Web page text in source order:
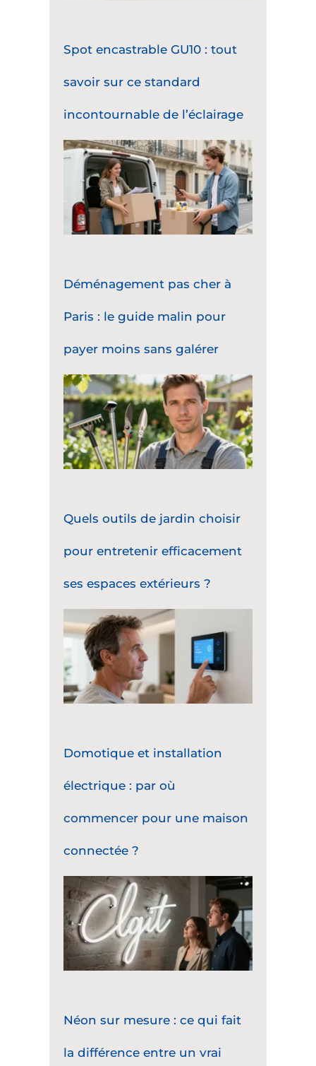
Spot encastrable GU10 : tout
savoir sur ce standard
incontournable de l’éclairage
Déménagement pas cher à
Paris : le guide malin pour
payer moins sans galérer
Quels outils de jardin choisir
pour entretenir efficacement
ses espaces extérieurs ?
Domotique et installation
électrique : par où
commencer pour une maison
connectée ?
Néon sur mesure : ce qui fait
la différence entre un vrai